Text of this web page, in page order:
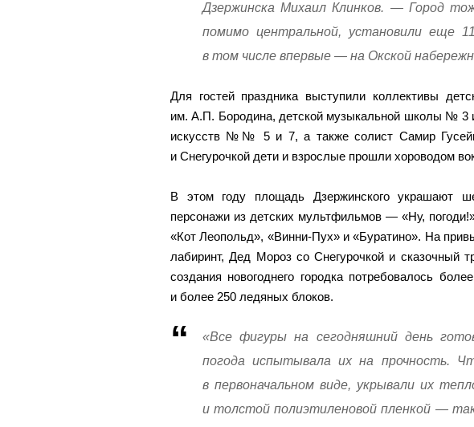
Дзержинска Михаил Клинков. — Город
помимо центральной, установили еще
в том числе впервые — на Окской
Для гостей праздника выступили коллективы
им. А.П. Бородина, детской музыкальной школы № 3
искусств №№ 5 и 7, а также солист Самир
и Снегурочкой дети и взрослые прошли хороводом
В этом году площадь Дзержинского украшают
персонажи из детских мультфильмов — «Ну,
«Кот Леопольд», «Винни-Пух» и «Буратино». На
лабиринт, Дед Мороз со Снегурочкой и сказочный
создания новогоднего городка потребовалось
и более 250 ледяных блоков.
«Все фигуры на сегодняшний день
погода испытывала их на прочность.
в первоначальном виде, укрывали их
и толстой полиэтиленовой пленкой —